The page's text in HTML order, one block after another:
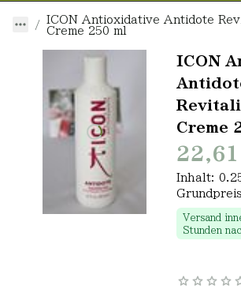
ICON Antioxidative Antidote
Creme 250 ml
ICON
Creme
Inhalt:
Versand
Stunden